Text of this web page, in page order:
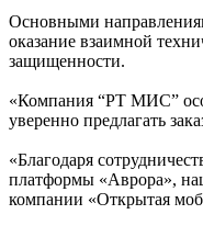
Основными
оказание взаимной
защищенности.
«Компания “РТ МИС”
уверенно предлагать
«Благодаря
платформы «Аврора»,
компании «Открытая